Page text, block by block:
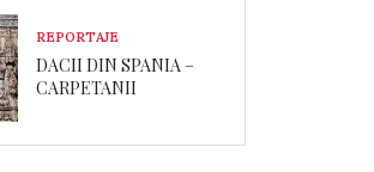
REPORTAJE
DACII DIN SPANIA –
CARPETANII